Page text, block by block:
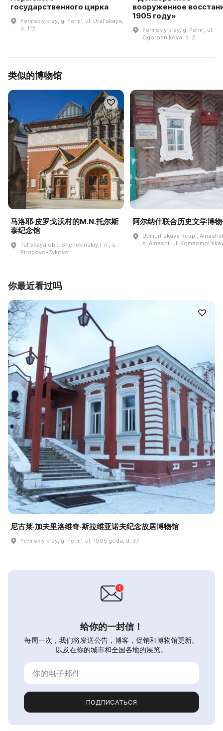
государственного цирка
Permskiy kray, g. Permʹ, ul. Uralʹskaya,
d. 112
вооруженное
1905 году»
Permskiy kray, g. Permʹ, ul.
Ogorodnikova, d. 2
类似的博物馆
马洛耶·皮罗戈沃村的M.N.托尔斯
泰纪念馆
Tulʹskaya obl., Shchekinskiy r-n., s.
Pirogovo-Zykovo
阿尔纳什联合历史文学博
Udmurt·skaya Resp.,
s. Alnashi, ul.
你最近看过吗
尼古莱·加夫里洛维奇·斯拉维亚诺夫纪念故居博物馆
Permskiy kray, g. Permʹ, ul. 1905 goda, d. 37
给你的一封信！
每周一次，我们将发送公告，博客，促销和博物馆更新。
以及在你的城市和全国各地的展览。
ПОДПИСАТЬСЯ